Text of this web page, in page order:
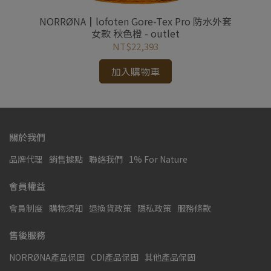
NORRØNA┃lofoten Gore-Tex Pro 防水外套
女款 秋色橙 - outlet
NT$22,393
加入購物車
關於我們
品牌代理 銷售據點 聯絡我們 1% For Nature
會員權益
會員制度 購物須知 退換貨政策 隱私政策 服務條款
售後服務
NORRØNA產品保固 CDI產品保固 其他產品保固